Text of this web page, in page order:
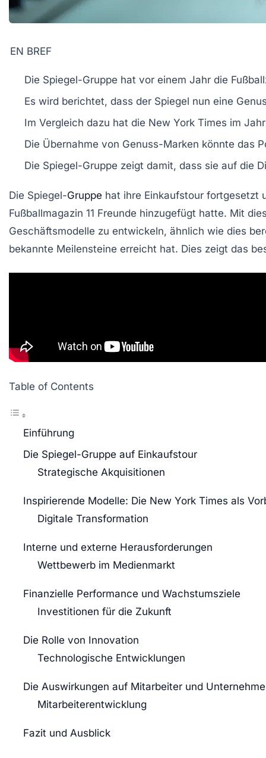
EN BREF
Die Spiegel-Gruppe hat vor einem Jahr die
Es wird berichtet, dass der Spiegel nun eine
Im Vergleich dazu hat die New York Times im
Die Übernahme von Genuss-Marken könnte das
Die Spiegel-Gruppe zeigt damit, dass sie auf die
Die Spiegel-Gruppe hat ihre Einkaufstour fortgesetzt
Fußballmagazin 11 Freunde hinzugefügt hatte. Mit
Geschäftsmodelle zu entwickeln, ähnlich wie dies
bekannte Meilensteine erreicht hat. Dies zeigt das
Table of Contents
Einführung
Die Spiegel-Gruppe auf Einkaufstour
Strategische Akquisitionen
Inspirierende Modelle: Die New York Times als
Digitale Transformation
Interne und externe Herausforderungen
Wettbewerb im Medienmarkt
Finanzielle Performance und Wachstumsziele
Investitionen für die Zukunft
Die Rolle von Innovation
Technologische Entwicklungen
Die Auswirkungen auf Mitarbeiter und
Mitarbeiterentwicklung
Fazit und Ausblick